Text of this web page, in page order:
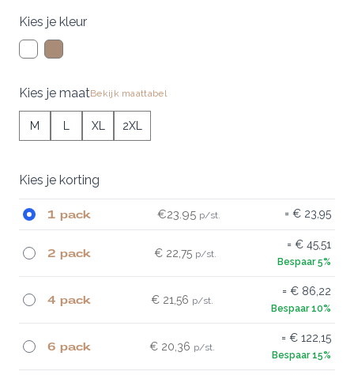
Kies je kleur
Kies je maatBekijk maattabel
M XL 2XL
Kies je korting
1 pack €23.95 € 23,95
2 pack € 22,75
€ 45,51
4 pack € 21,56
€ 86,22
6 pack € 20,36
€ 122,15